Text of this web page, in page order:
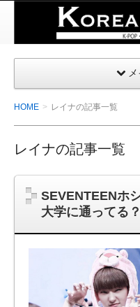
POP・
韓国を
| コリ
アンラ
ブ
メ
HOME レイナの記事一覧
レイナの記事一覧
SEVENTEENホ
大学に通ってる？